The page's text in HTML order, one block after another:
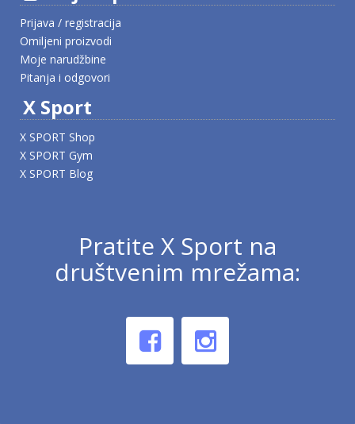
Prijava / registracija
Omiljeni proizvodi
Moje narudžbine
Pitanja i odgovori
X Sport
X SPORT Shop
X SPORT Gym
X SPORT Blog
Pratite X Sport na
društvenim mrežama: